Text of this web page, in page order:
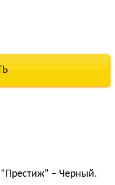
– Черный.